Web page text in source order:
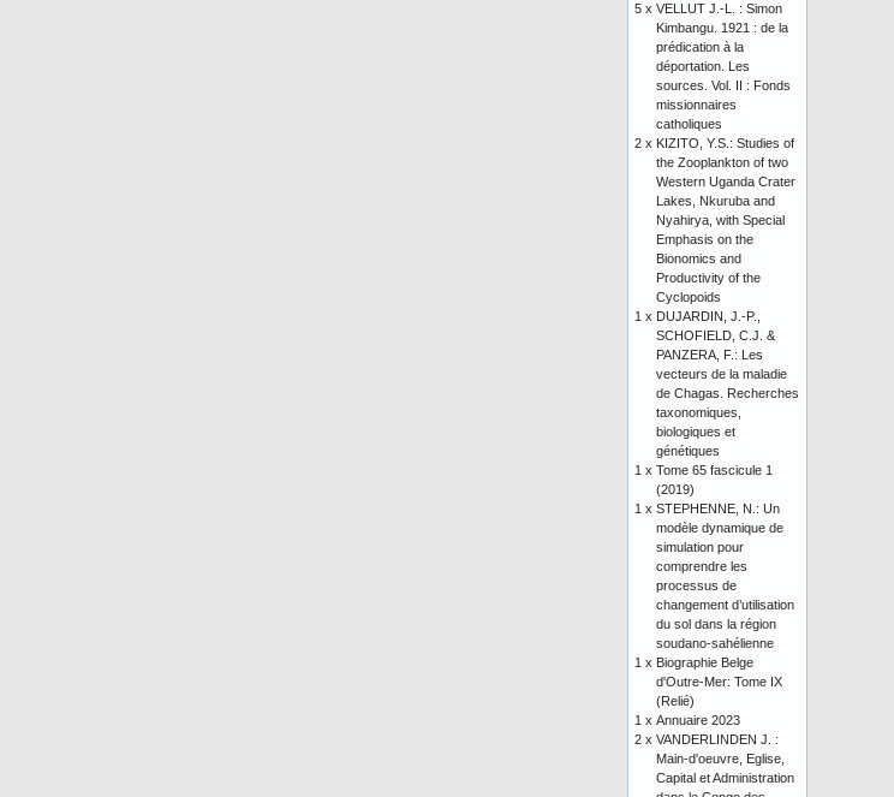
5 x VELLUT J.-L. : Simon
Kimbangu. 1921 : de la
prédication à la
déportation. Les
sources. Vol. II : Fonds
missionnaires
catholiques
2 x KIZITO, Y.S.: Studies of
the Zooplankton of two
Western Uganda Crater
Lakes, Nkuruba and
Nyahirya, with Special
Emphasis on the
Bionomics and
Productivity of the
Cyclopoids
1 x DUJARDIN, J.-P.,
SCHOFIELD, C.J. &
PANZERA, F.: Les
vecteurs de la maladie
de Chagas. Recherches
taxonomiques,
biologiques et
génétiques
1 x Tome 65 fascicule 1
(2019)
1 x STEPHENNE, N.: Un
modèle dynamique de
simulation pour
comprendre les
processus de
changement d’utilisation
du sol dans la région
soudano-sahélienne
1 x Biographie Belge
d'Outre-Mer: Tome IX
(Relié)
1 x Annuaire 2023
2 x VANDERLINDEN J. :
Main-d'oeuvre, Eglise,
Capital et Administration